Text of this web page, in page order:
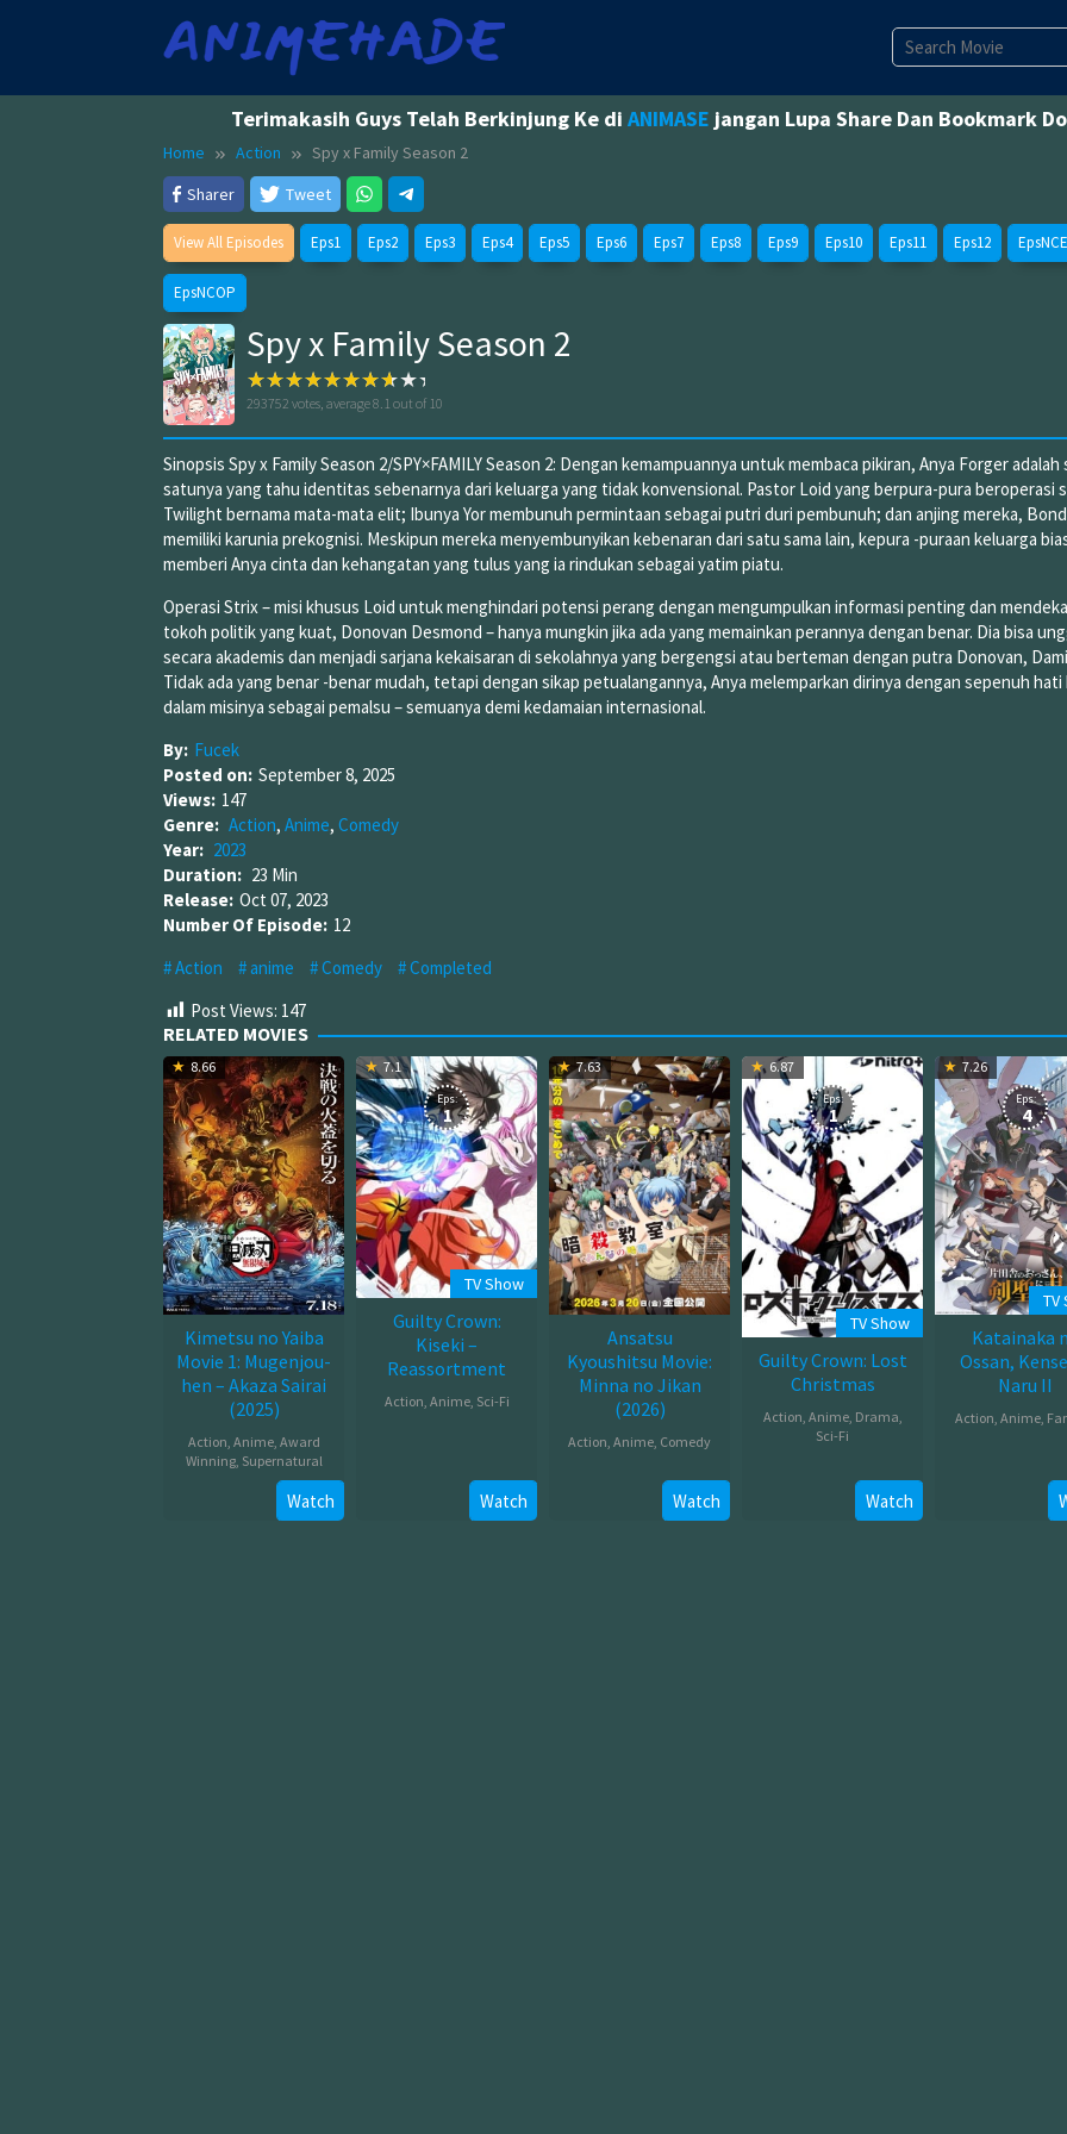
Terimakasih Guys Telah Berkinjung Ke di ANIMASE jangan Lupa Share Dan Bookmark
Home Action
Spy x Family Season 2
Sharer
Tweet
View All Episodes Eps1 Eps2 Eps3 Eps4 Eps5 Eps6 Eps7 Eps8 Eps9 Eps10 Eps11 Eps12
EpsNCOP
Spy x Family Season 2
293752 votes, average8.1 out of 10
Sinopsis Spy x Family Season 2/SPY×FAMILY Season 2: Dengan kemampuannya untuk membaca pikiran, Anya Forger adalah
satunya yang tahu identitas sebenarnya dari keluarga yang tidak konvensional. Pastor Loid yang berpura-pura beroperasi
Twilight bernama mata-mata elit; Ibunya Yor membunuh permintaan sebagai putri duri pembunuh; dan anjing mereka,
memiliki karunia prekognisi. Meskipun mereka menyembunyikan kebenaran dari satu sama lain, kepura -puraan keluarga
memberi Anya cinta dan kehangatan yang tulus yang ia rindukan sebagai yatim piatu.
Operasi Strix – misi khusus Loid untuk menghindari potensi perang dengan mengumpulkan informasi penting dan
tokoh politik yang kuat, Donovan Desmond – hanya mungkin jika ada yang memainkan perannya dengan benar. Dia bisa
secara akademis dan menjadi sarjana kekaisaran di sekolahnya yang bergengsi atau berteman dengan putra Donovan,
Tidak ada yang benar -benar mudah, tetapi dengan sikap petualangannya, Anya melemparkan dirinya dengan sepenuh hati
dalam misinya sebagai pemalsu – semuanya demi kedamaian internasional.
By: Fucek
Posted on: September 8, 2025
Views: 147
Genre: Action, Anime, Comedy
Year: 2023
Duration: 23 Min
Release: Oct 07, 2023
Number Of Episode: 12
Action
anime Comedy
Completed
Post Views: 147
RELATED MOVIES
8.66
Kimetsu no Yaiba
Movie 1: Mugenjou-
hen – Akaza Sairai
(2025)
Action, Anime, Award
Winning, Supernatural
Watch
7.1
Eps:
1
TV Show
Guilty Crown:
Kiseki –
Reassortment
Action, Anime, Sci-Fi
2012 Watch
7.63
Ansatsu
Kyoushitsu Movie:
Minna no Jikan
(2026)
Action, Anime, Comedy
Mar
Watch
6.87
Eps:
1
TV Show
Guilty Crown: Lost
Christmas
Action Anime, Drama
Sci-Fi
2012
Watch
7.26
Eps:
4
TV
Katainaka
Ossan,
Naru II
Action, Anime,